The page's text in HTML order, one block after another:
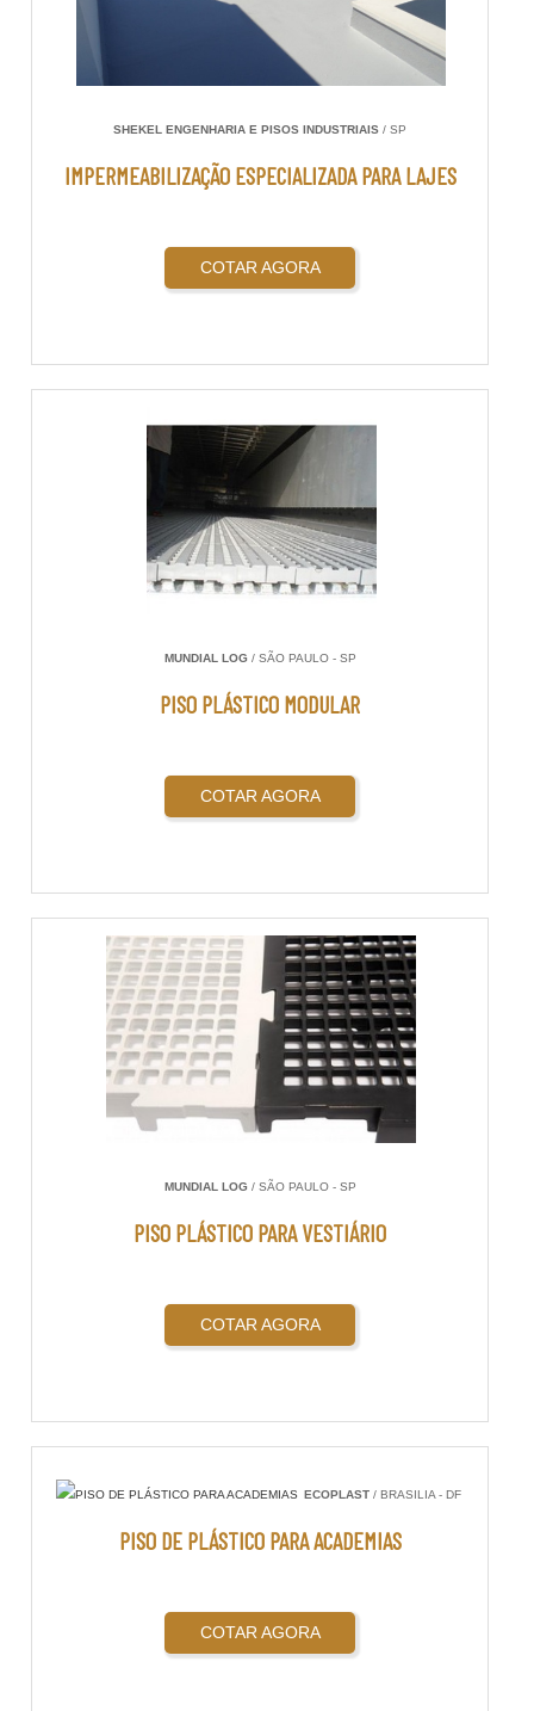
SHEKEL ENGENHARIA E PISOS INDUSTRIAIS / SP
IMPERMEABILIZAÇÃO ESPECIALIZADA PARA LAJES
COTAR AGORA
MUNDIAL LOG/ SÃO PAULO - SP
PISO PLÁSTICO MODULAR
COTAR AGORA
MUNDIAL LOG/ SÃO PAULO - SP
PISO PLÁSTICO PARA VESTIÁRIO
COTAR AGORA
ECOPLAST/ BRASILIA - DF
PISO DE PLÁSTICO PARA ACADEMIAS
COTAR AGORA